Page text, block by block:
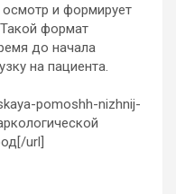
и формирует
формат
до начала
на пациента.
pomoshh-nizhnij-
url]